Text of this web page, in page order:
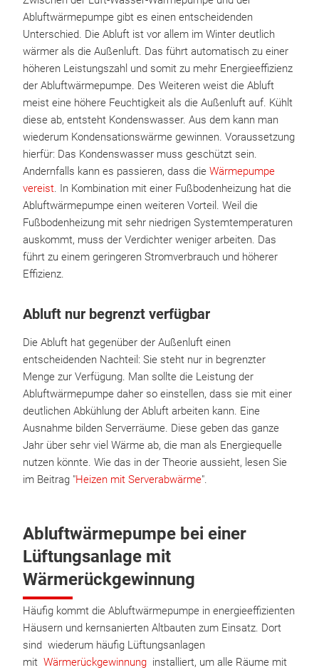
Abluftwärmepumpe gibt es einen entscheidenden
Unterschied. Die Abluft ist vor allem im Winter deutlich
wärmer als die Außenluft. Das führt automatisch zu einer
höheren Leistungszahl und somit zu mehr Energieeffizienz
der Abluftwärmepumpe. Des Weiteren weist die Abluft
meist eine höhere Feuchtigkeit als die Außenluft auf. Kühlt
diese ab, entsteht Kondenswasser. Aus dem kann man
wiederum Kondensationswärme gewinnen. Voraussetzung
hierfür: Das Kondenswasser muss geschützt sein.
Andernfalls kann es passieren, dass die Wärmepumpe
vereist. In Kombination mit einer Fußbodenheizung hat die
Abluftwärmepumpe einen weiteren Vorteil. Weil die
Fußbodenheizung mit sehr niedrigen Systemtemperaturen
auskommt, muss der Verdichter weniger arbeiten. Das
führt zu einem geringeren Stromverbrauch und höherer
Effizienz.
Abluft nur begrenzt verfügbar
Die Abluft hat gegenüber der Außenluft einen
entscheidenden Nachteil: Sie steht nur in begrenzter
Menge zur Verfügung. Man sollte die Leistung der
Abluftwärmepumpe daher so einstellen, dass sie mit einer
deutlichen Abkühlung der Abluft arbeiten kann. Eine
Ausnahme bilden Serverräume. Diese geben das ganze
Jahr über sehr viel Wärme ab, die man als Energiequelle
nutzen könnte. Wie das in der Theorie aussieht, lesen Sie
im Beitrag "Heizen mit Serverabwärme".
Abluftwärmepumpe bei einer
Lüftungsanlage mit
Wärmerückgewinnung
Häufig kommt die Abluftwärmepumpe in energieeffizienten
Häusern und kernsanierten Altbauten zum Einsatz. Dort
sind wiederum häufig Lüftungsanlagen
mit Wärmerückgewinnung installiert, um alle Räume mit